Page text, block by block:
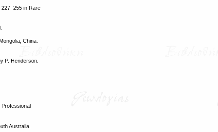
in Rare
China.
P. Henderson.
Australia.